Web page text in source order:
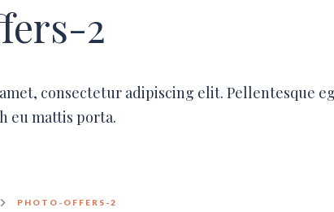
2
consectetur adipiscing elit. Pellentesque
eu mattis porta.
PHOTO-OFFERS-2